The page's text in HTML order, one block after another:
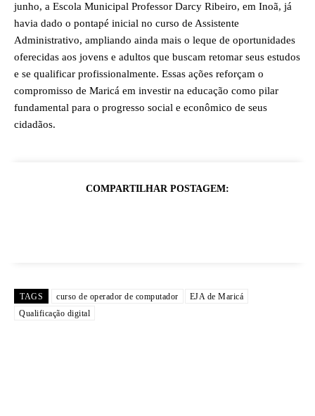
junho, a Escola Municipal Professor Darcy Ribeiro, em Inoã, já
havia dado o pontapé inicial no curso de Assistente
Administrativo, ampliando ainda mais o leque de oportunidades
oferecidas aos jovens e adultos que buscam retomar seus estudos
e se qualificar profissionalmente. Essas ações reforçam o
compromisso de Maricá em investir na educação como pilar
fundamental para o progresso social e econômico de seus
cidadãos.
COMPARTILHAR POSTAGEM:
TAGS curso de operador de computador
EJA de Maricá
Qualificação digital